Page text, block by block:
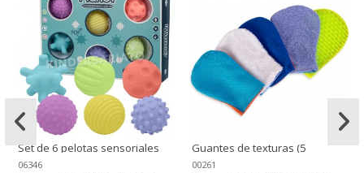
Set de 6 pelotas sensoriales
(varias texturas)
06346
Guantes de texturas (5
texturas)
00261